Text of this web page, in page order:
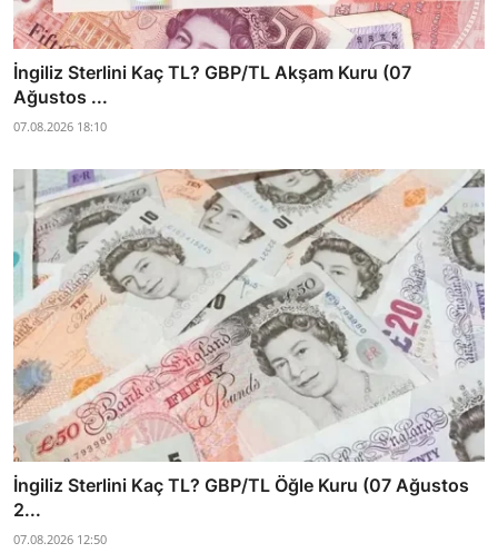
İngiliz Sterlini Kaç TL? GBP/TL Akşam Kuru (07
Ağustos ...
07.08.2026 18:10
İngiliz Sterlini Kaç TL? GBP/TL Öğle Kuru (07 Ağustos
2...
07.08.2026 12:50